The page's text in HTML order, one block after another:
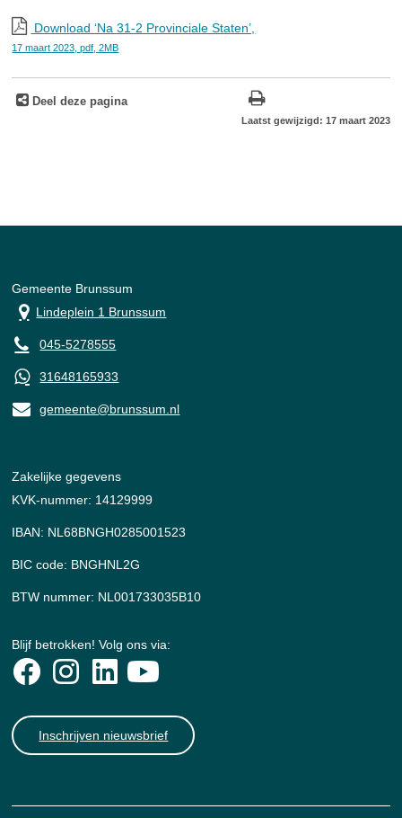
Download ‘Na 31-2 Provinciale Staten’,
17 maart 2023,pdf , 2MB
Deel deze pagina
Laatst gewijzigd: 17 maart 2023
Gemeente Brunssum
Lindeplein 1 Brunssum
045-5278555
31648165933
gemeente@brunssum.nl
Zakelijke gegevens
KVK-nummer: 14129999
IBAN: NL68BNGH0285001523
BIC code: BNGHNL2G
BTW nummer: NL001733035B10
Blijf betrokken! Volg ons via:
Inschrijven nieuwsbrief